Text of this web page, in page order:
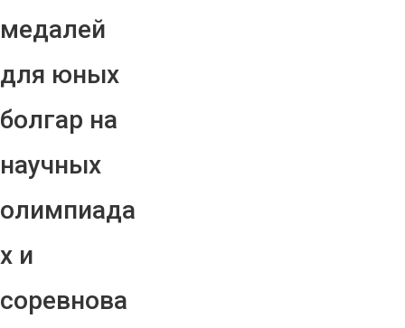
медалей
для юных
болгар на
научных
олимпиада
х и
соревнова